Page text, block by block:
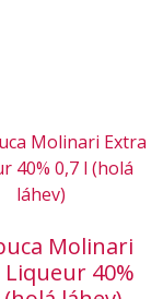
Molinari
Liqueur 40%